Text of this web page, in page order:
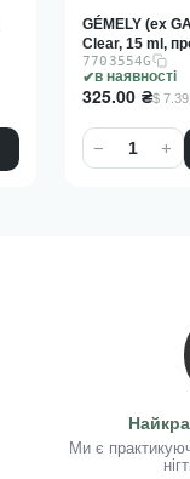
в наявності
GÉMELY (ex
Clear, 15 ml,
7703554G
325.00 ₴$ 7.39
+
−
Ми є